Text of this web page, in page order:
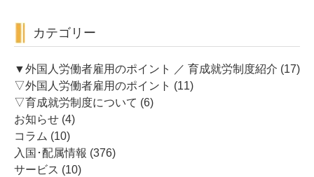
シ
ョ
ン
カテゴリー
▼外国人労働者雇用のポイント ／ 育成就労制度紹介 (17)
▽外国人労働者雇用のポイント (11)
▽育成就労制度について (6)
お知らせ (4)
コラム (10)
入国･配属情報 (376)
サービス (10)